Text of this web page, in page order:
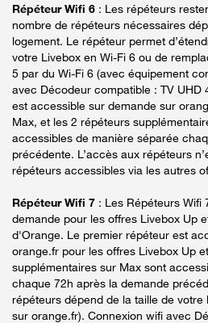
Répéteur Wifi 6 : Les répéteurs
nombre de répéteurs nécessaires
logement. Le répéteur permet
votre Livebox en Wi-Fi 6 ou de
5 par du Wi-Fi 6 (avec équipement
avec Décodeur compatible : TV UHD
est accessible sur demande sur
Max, et les 2 répéteurs
accessibles de manière séparée
précédente. L’accès aux répéteurs
répéteurs accessibles via les autres
Répéteur Wifi 7 : Les Répéteurs Wifi
demande pour les offres Livebox Up
d'Orange. Le premier répéteur est
orange.fr pour les offres Livebox Up
supplémentaires sur Max sont
chaque 72h après la demande
répéteurs dépend de la taille de votre
sur orange.fr). Connexion wifi avec